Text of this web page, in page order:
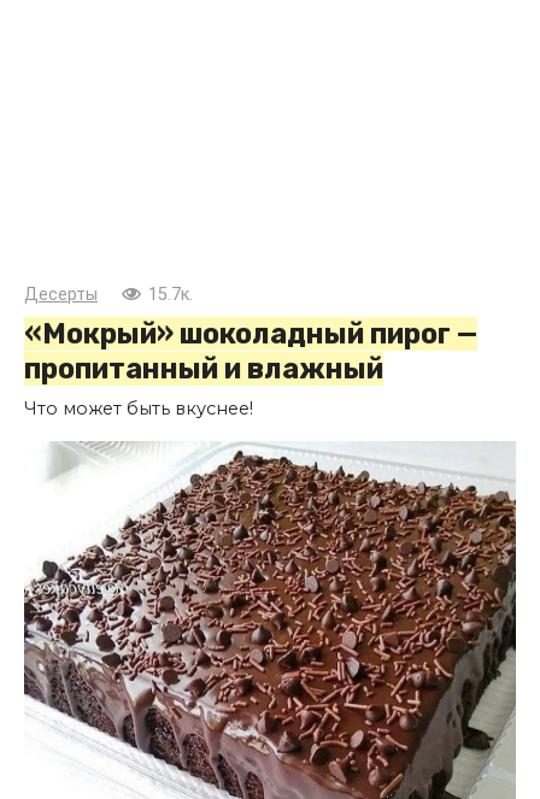
Десерты 15.7к.
«Мокрый» шоколадный пирог —
пропитанный и влажный
Что может быть вкуснее!